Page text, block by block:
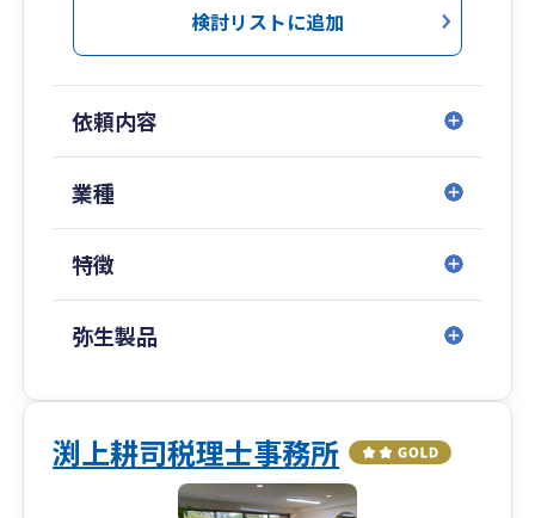
■私たちが選ばれる理由
企業のライフサイクルに応じて必要となる税
務・財務体制は変化します。
私たちは各段階で求められる支援を見極め、柔
コストを抑えつつ、中長期的な視点での体制構築
➥無理なコスト負担を強いるのではなく、中小企
業が持続的に発展できるよう、
➥弥生会計Nextなどクラウド会計の導入支援から
スタートし、
記帳代行・税務相談・決算申告までシームレス
検討リストに追加
依頼内容
業種
特徴
弥生製品
渕上耕司税理士事務所